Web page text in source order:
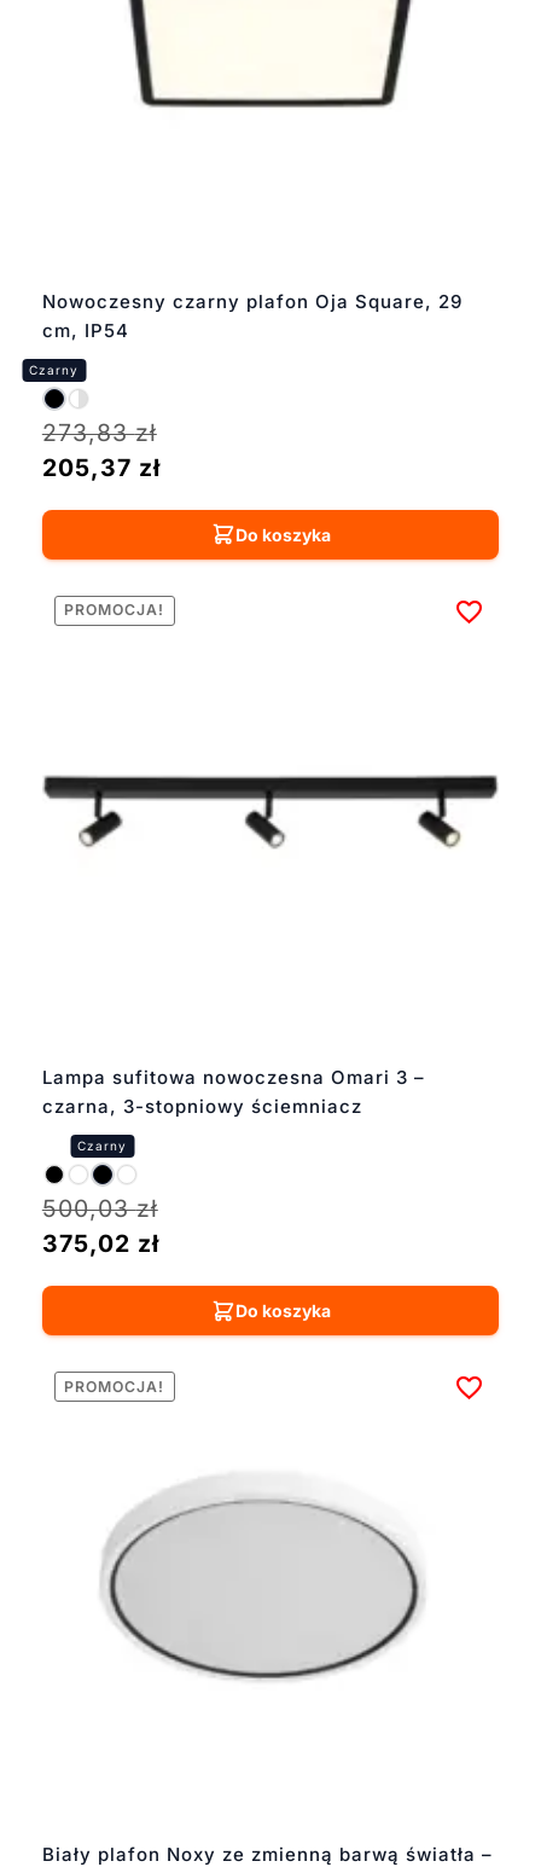
Nowoczesny czarny plafon Oja Square, 29
cm, IP54
273,83zł
205,37 zł
Do koszyka
Lampa sufitowa nowoczesna Omari 3 –
czarna, 3-stopniowy ściemniacz
PROMOCJA!
500,03zł
375,02 zł
Do koszyka
Biały plafon Noxy ze zmienną barwą światła –
PROMOCJA!